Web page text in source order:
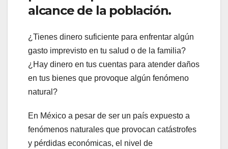
alcance de la población.
¿Tienes dinero suficiente para enfrentar algún
gasto imprevisto en tu salud o de la familia?
¿Hay dinero en tus cuentas para atender daños
en tus bienes que provoque algún fenómeno
natural?
En México a pesar de ser un país expuesto a
fenómenos naturales que provocan catástrofes
y pérdidas económicas, el nivel de